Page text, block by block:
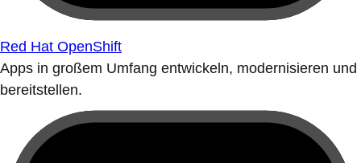
Red Hat OpenShift
Apps in großem Umfang entwickeln, modernisieren und
bereitstellen.